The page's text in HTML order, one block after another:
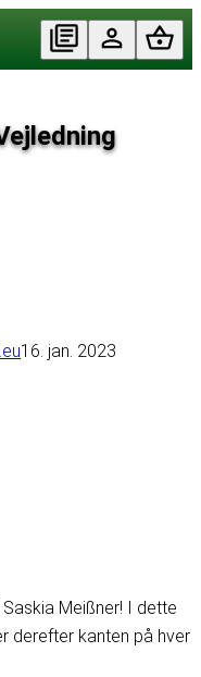
16. jan. 2023
Meißner! I dette
derefter kanten på hver